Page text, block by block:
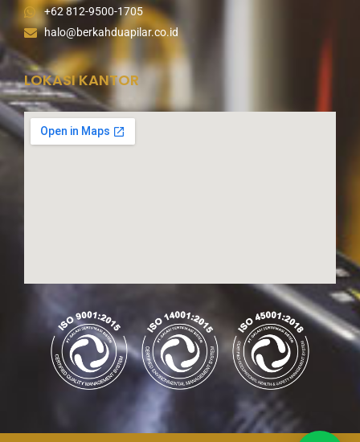
+62 812-9500-1705
halo@berkahduapilar.co.id
LOKASI KANTOR